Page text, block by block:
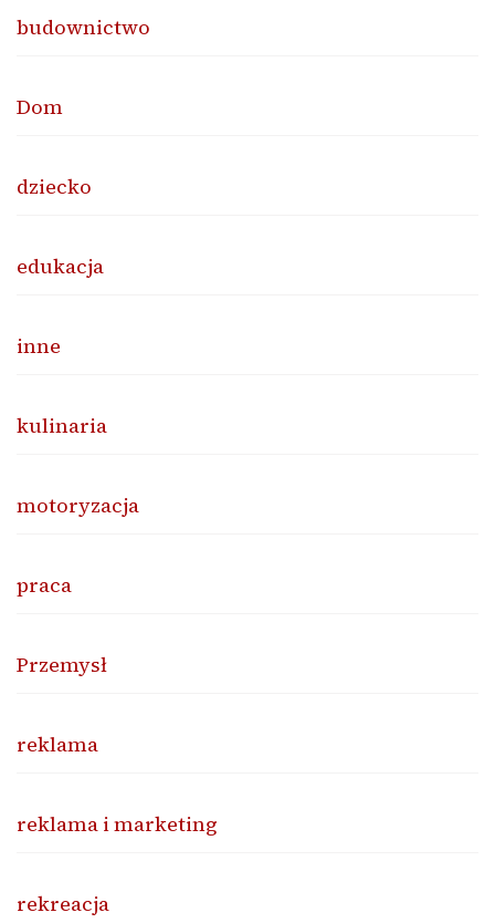
budownictwo
Dom
dziecko
edukacja
inne
kulinaria
motoryzacja
praca
Przemysł
reklama
reklama i marketing
rekreacja